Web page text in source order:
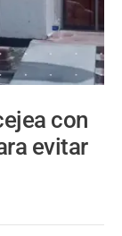
con
evitar